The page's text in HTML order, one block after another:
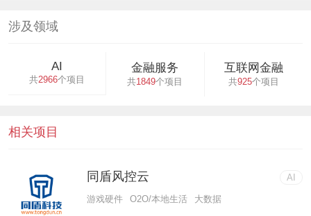
涉及领域
AI
共2966个项目
金融服务
共1849个项目
互联网金融
共925个项目
相关项目
同盾风控云 AI
游戏硬件 O2O/本地生活 大数据